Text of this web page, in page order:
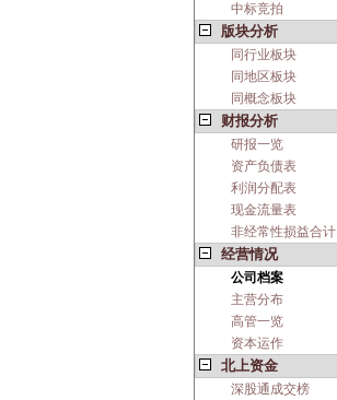
中标竞拍
版块分析
同行业板块
同地区板块
同概念板块
财报分析
研报一览
资产负债表
利润分配表
现金流量表
非经常性损益合计
经营情况
公司档案
主营分布
高管一览
资本运作
北上资金
深股通成交榜